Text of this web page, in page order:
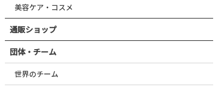
美容ケア・コスメ
通販ショップ
団体・チーム
世界のチーム